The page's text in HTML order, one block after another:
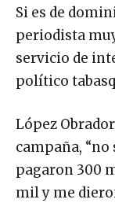
Si es de
periodista
servicio de
político
López
campaña, “no
pagaron 300
mil y me